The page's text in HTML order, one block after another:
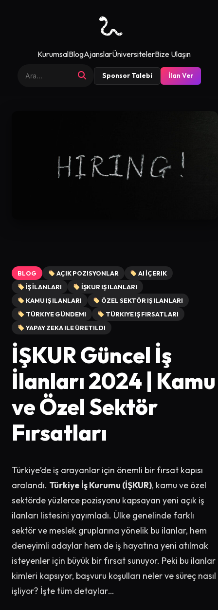
KurumsalBlogAjanslarÜniversitelerBize Ulaşın
Sponsor Talebi İlan Ver
BLOG AÇIK POZISYONLAR
AI İÇERIK
İŞ İLANLARI
İŞKUR IŞ ILANLARI
KAMU IŞ ILANLARI
ÖZEL SEKTÖR IŞ ILANLARI
TÜRKIYE GÜNDEMI
TÜRKIYE IŞ FIRSATLARI
YAPAY ZEKA ILE ÜRETILDI
İŞKUR Güncel İş
İlanları 2024 | Kamu
ve Özel Sektör
Fırsatları
Türkiye’de iş arayanlar için önemli bir fırsat kapısı
aralandı. Türkiye İş Kurumu (İŞKUR), kamu ve özel
sektörde yüzlerce pozisyonu kapsayan yeni açık iş
ilanları listesini yayımladı. Ülke genelinde farklı
sektör ve meslek gruplarına yönelik bu ilanlar, hem
deneyimli adaylar hem de iş hayatına yeni atılmak
isteyenler için büyük bir fırsat sunuyor. Peki bu ilanlar
kimleri kapsıyor, başvuru koşulları neler ve süreç nasıl
işliyor? İşte tüm detaylar…